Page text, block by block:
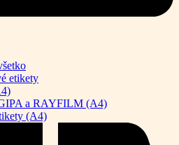
etikety
a RAYFILM (A4)
(A4)